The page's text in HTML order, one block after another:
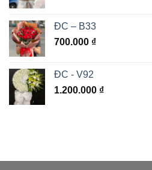
ĐC – B33
700.000 ₫
ĐC - V92
1.200.000 ₫